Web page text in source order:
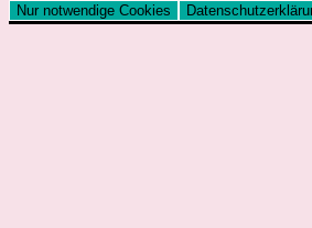
Nur notwendige Cookies